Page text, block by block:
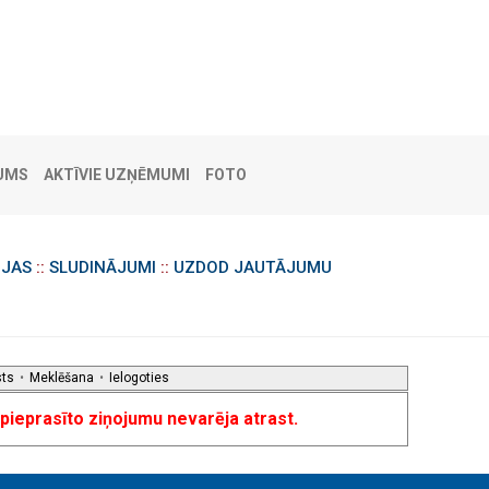
AKTĪVIE UZŅĒMUMI FOTO
:: SLUDINĀJUMI :: UZDOD JAUTĀJUMU
• Meklēšana • Ielogoties
ziņojumu nevarēja atrast.